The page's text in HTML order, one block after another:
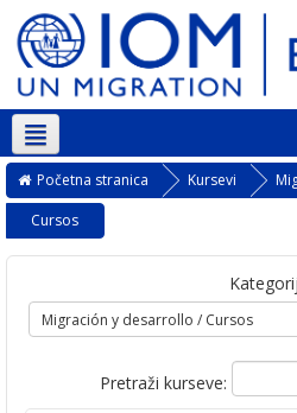
Srpski ‎(sr_lt)‎
Početna stranica Kursevi
Cursos
Pretraži kurseve: